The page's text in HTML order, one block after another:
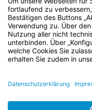
Bayern.de
BayernPortal
Datenschutz
Barrierefreiheit
Hilfe